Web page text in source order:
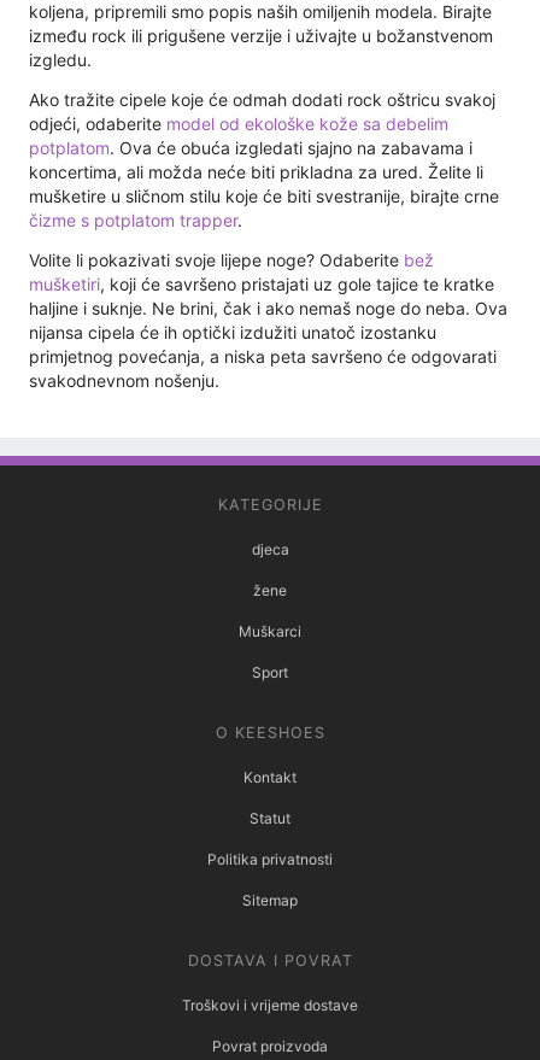
koljena, pripremili smo popis naših omiljenih modela. Birajte
između rock ili prigušene verzije i uživajte u božanstvenom
izgledu.
Ako tražite cipele koje će odmah dodati rock oštricu svakoj
odjeći, odaberite model od ekološke kože sa debelim
potplatom. Ova će obuća izgledati sjajno na zabavama i
koncertima, ali možda neće biti prikladna za ured. Želite li
mušketire u sličnom stilu koje će biti svestranije, birajte crne
čizme s potplatom trapper.
Volite li pokazivati ​​svoje lijepe noge? Odaberite bež
mušketiri, koji će savršeno pristajati uz gole tajice te kratke
haljine i suknje. Ne brini, čak i ako nemaš noge do neba. Ova
nijansa cipela će ih optički izdužiti unatoč izostanku
primjetnog povećanja, a niska peta savršeno će odgovarati
svakodnevnom nošenju.
KATEGORIJE
djeca
žene
Muškarci
Sport
O KEESHOES
Kontakt
Statut
Politika privatnosti
Sitemap
DOSTAVA I POVRAT
Troškovi i vrijeme dostave
Povrat proizvoda